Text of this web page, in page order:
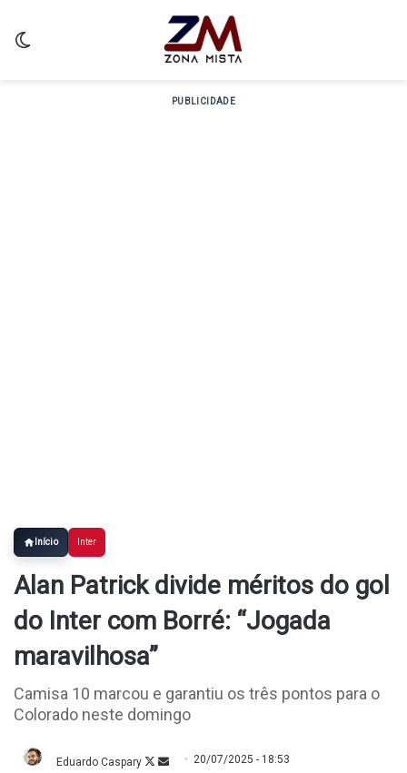
PUBLICIDADE
Início Inter
Alan Patrick divide méritos do gol
do Inter com Borré: “Jogada
maravilhosa”
Camisa 10 marcou e garantiu os três pontos para o
Colorado neste domingo
Eduardo Caspary FollowMande
20/07/2025 - 18:53